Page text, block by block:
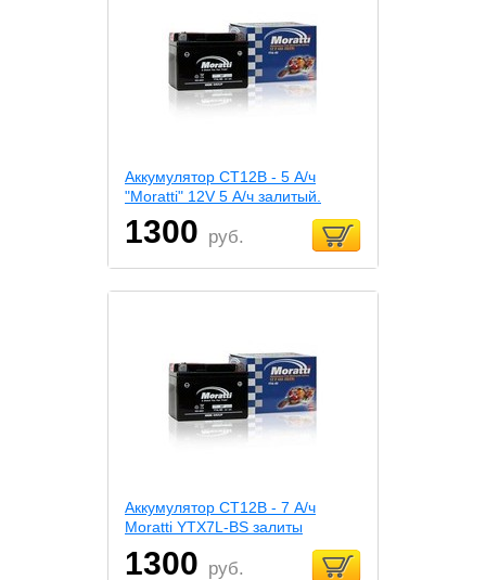
Аккумулятор СТ12В - 5 А/ч
"Moratti" 12V 5 А/ч залитый.
1300 руб.
Аккумулятор СТ12В - 7 А/ч
Moratti YTX7L-BS залиты
1300 руб.